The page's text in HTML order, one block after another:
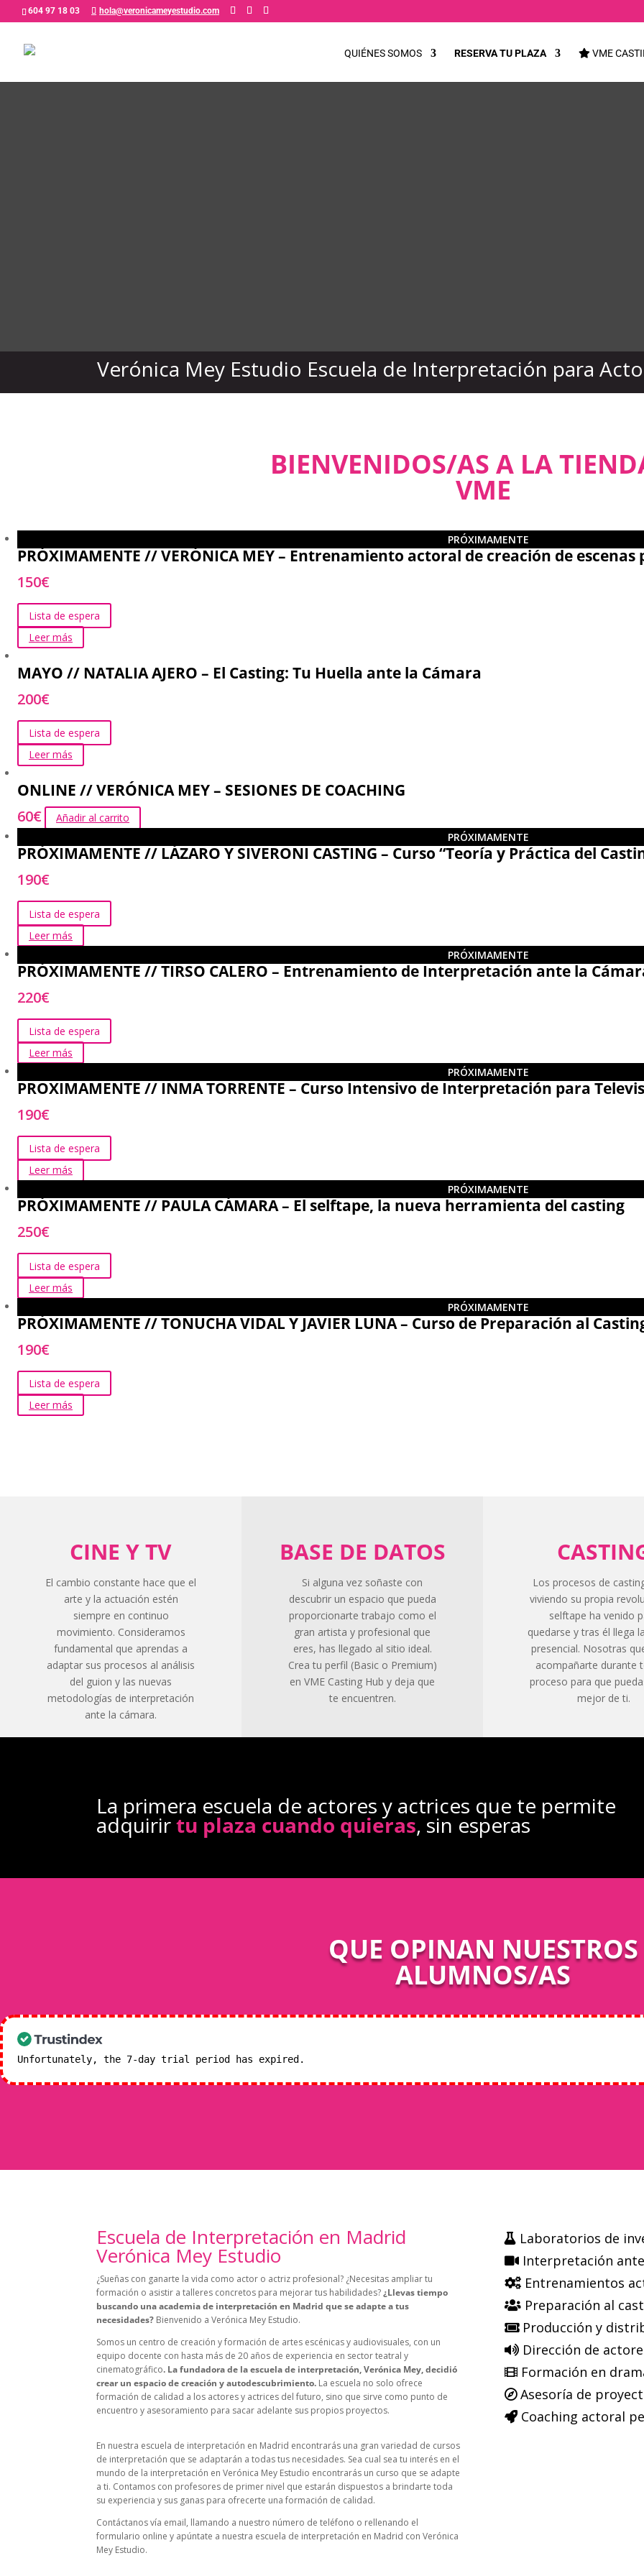
604 97 18 03 hola@veronicameyestudio.com
QUIÉNES SOMOS RESERVA TU PLAZA VME
Verónica Mey Estudio Escuela de Interpretación para
BIENVENIDOS/AS A LA
VME
PRÓXIMAMENTE
PRÓXIMAMENTE // VERÓNICA MEY – Entrenamiento actoral de creación de
150€
Lista de espera
Leer más
MAYO // NATALIA AJERO – El Casting: Tu Huella ante la Cámara
200€
Lista de espera
Leer más
ONLINE // VERÓNICA MEY – SESIONES DE COACHING
60€
Añadir al carrito
PRÓXIMAMENTE
PRÓXIMAMENTE // LÁZARO Y SIVERONI CASTING – Curso “Teoría y Práctica del
190€
Lista de espera
Leer más
PRÓXIMAMENTE
PRÓXIMAMENTE // TIRSO CALERO – Entrenamiento de Interpretación ante la
220€
Lista de espera
Leer más
PRÓXIMAMENTE
PROXIMAMENTE // INMA TORRENTE – Curso Intensivo de Interpretación para
190€
Lista de espera
Leer más
PRÓXIMAMENTE
PRÓXIMAMENTE // PAULA CÁMARA – El selftape, la nueva herramienta del casting
250€
Lista de espera
Leer más
PRÓXIMAMENTE
PRÓXIMAMENTE // TONUCHA VIDAL Y JAVIER LUNA – Curso de Preparación al
190€
Lista de espera
Leer más
CINE Y TV
El cambio constante hace que el
arte y la actuación estén
siempre en continuo
movimiento. Consideramos
fundamental que aprendas a
adaptar sus procesos al análisis
del guion y las nuevas
metodologías de interpretación
ante la cámara.
BASE DE DATOS
Si alguna vez soñaste con
descubrir un espacio que pueda
proporcionarte trabajo como el
gran artista y profesional que
eres, has llegado al sitio ideal.
Crea tu perfil (Basic o Premium)
en VME Casting Hub y deja que
te encuentren.
Los procesos de
viviendo su propia
selftape ha venido
quedarse y tras él llega
presencial. Nosotras
acompañarte durante
proceso para que
mejor de ti.
La primera escuela de actores y actrices que te permite
adquirirtu plaza cuando quieras, sin esperas
QUE OPINAN NUESTROS
ALUMNOS/AS
Unfortunately, the 7-day trial period has expired.
Escuela de Interpretación en Madrid
Verónica Mey Estudio
¿Sueñas con ganarte la vida como actor o actriz profesional? ¿Necesitas ampliar tu
formación o asistir a talleres concretos para mejorar tus habilidades?¿Llevas tiempo
buscando una academia de interpretación en Madrid que se adapte a tus
necesidades? Bienvenido a Verónica Mey Estudio.
Somos un centro de creación y formación de artes escénicas y audiovisuales, con un
equipo docente con hasta más de 20 años de experiencia en sector teatral y
cinematográfico. La fundadora de la escuela de interpretación, Verónica Mey, decidió
crear un espacio de creación y autodescubrimiento. La escuela no solo ofrece
formación de calidad a los actores y actrices del futuro, sino que sirve como punto de
encuentro y asesoramiento para sacar adelante sus propios proyectos.
En nuestra escuela de interpretación en Madrid encontrarás una gran variedad de cursos
de interpretación que se adaptarán a todas tus necesidades. Sea cual sea tu interés en el
mundo de la interpretación en Verónica Mey Estudio encontrarás un curso que se adapte
a ti. Contamos con profesores de primer nivel que estarán dispuestos a brindarte toda
su experiencia y sus ganas para ofrecerte una formación de calidad.
Contáctanos vía email, llamando a nuestro número de teléfono o rellenando el
formulario online y apúntate a nuestra escuela de interpretación en Madrid con Verónica
Mey Estudio.
Laboratorios de
Interpretación
Entrenamientos
Preparación al
Producción y
Dirección de
Formación en
Asesoría de
Coaching actoral